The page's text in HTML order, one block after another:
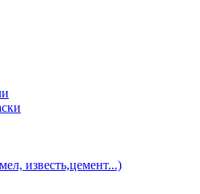
известь,цемент...)